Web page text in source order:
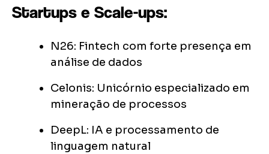
Startups e Scale-ups:
N26: Fintech com forte presença em
análise de dados
Celonis: Unicórnio especializado em
mineração de processos
DeepL: IA e processamento de
linguagem natural